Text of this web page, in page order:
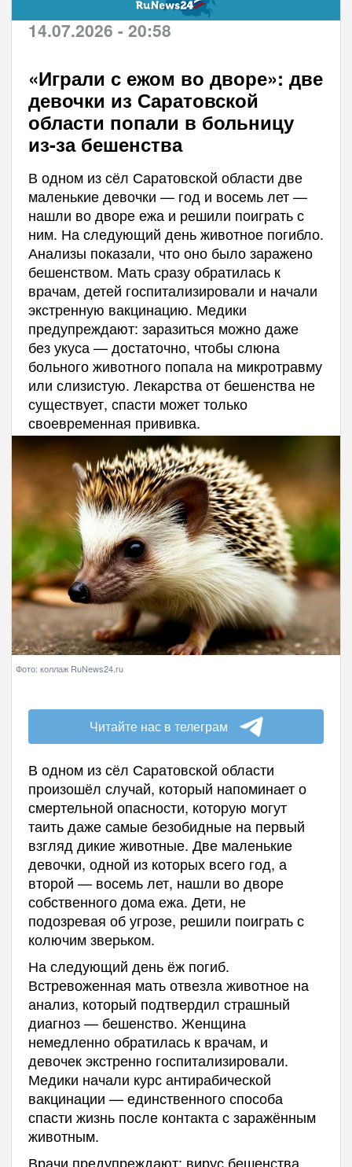
14.07.2026 - 20:58
«Играли с ежом во дворе»: две
девочки из Саратовской
области попали в больницу
из-за бешенства
В одном из сёл Саратовской области две
маленькие девочки — год и восемь лет —
нашли во дворе ежа и решили поиграть с
ним. На следующий день животное погибло.
Анализы показали, что оно было заражено
бешенством. Мать сразу обратилась к
врачам, детей госпитализировали и начали
экстренную вакцинацию. Медики
предупреждают: заразиться можно даже
без укуса — достаточно, чтобы слюна
больного животного попала на микротравму
или слизистую. Лекарства от бешенства не
существует, спасти может только
своевременная прививка.
Фото: коллаж RuNews24.ru
Читайте нас в телеграм
В одном из сёл Саратовской области
произошёл случай, который напоминает о
смертельной опасности, которую могут
таить даже самые безобидные на первый
взгляд дикие животные. Две маленькие
девочки, одной из которых всего год, а
второй — восемь лет, нашли во дворе
собственного дома ежа. Дети, не
подозревая об угрозе, решили поиграть с
колючим зверьком.
На следующий день ёж погиб.
Встревоженная мать отвезла животное на
анализ, который подтвердил страшный
диагноз — бешенство. Женщина
немедленно обратилась к врачам, и
девочек экстренно госпитализировали.
Медики начали курс антирабической
вакцинации — единственного способа
спасти жизнь после контакта с заражённым
животным.
Врачи предупреждают: вирус бешенства